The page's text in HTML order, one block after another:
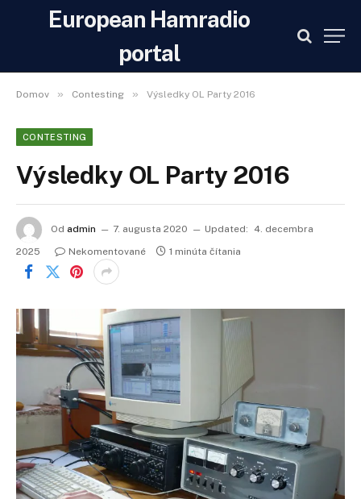
European Hamradio
portal
Domov » Contesting » Výsledky OL Party 2016
CONTESTING
Výsledky OL Party 2016
Od admin 7. augusta 2020 Updated:
4. decembra
2025
Nekomentované 1 minúta čítania